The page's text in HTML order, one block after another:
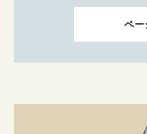
ペー